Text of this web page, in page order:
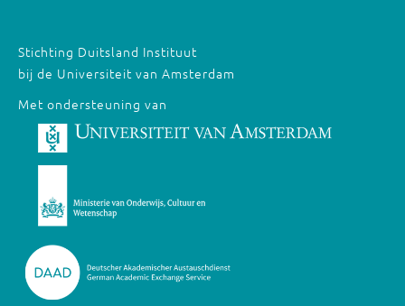
Stichting Duitsland Instituut
bij de Universiteit van Amsterdam
Met ondersteuning van